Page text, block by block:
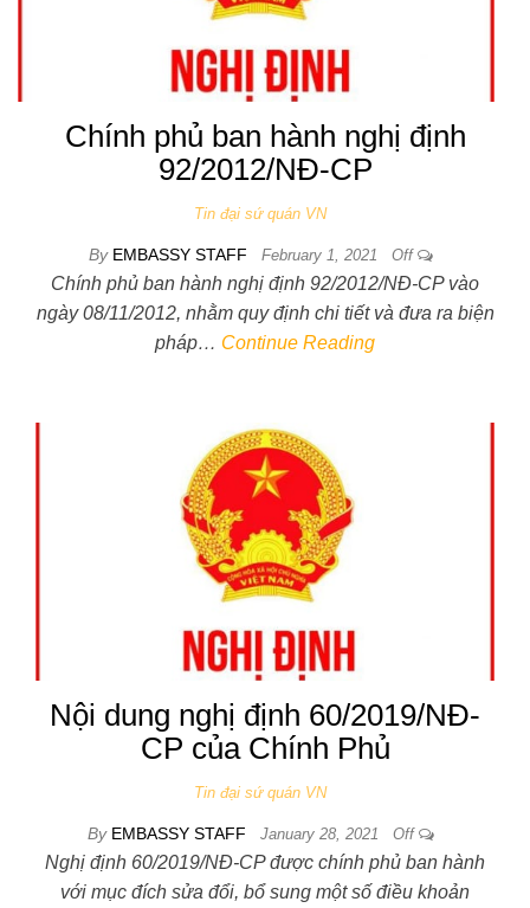
Chính phủ ban hành nghị định
92/2012/NĐ-CP
Tin đại sứ quán VN
By EMBASSY STAFF February 1, 2021 Off
Chính phủ ban hành nghị định 92/2012/NĐ-CP vào
ngày 08/11/2012, nhằm quy định chi tiết và đưa ra biện
pháp… Continue Reading
Nội dung nghị định 60/2019/NĐ-
CP của Chính Phủ
Tin đại sứ quán VN
By EMBASSY STAFF January 28, 2021 Off
Nghị định 60/2019/NĐ-CP được chính phủ ban hành
với mục đích sửa đổi, bổ sung một số điều khoản